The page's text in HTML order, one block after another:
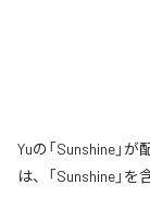
Yuの「Sunshine」
は、「Sunshine」